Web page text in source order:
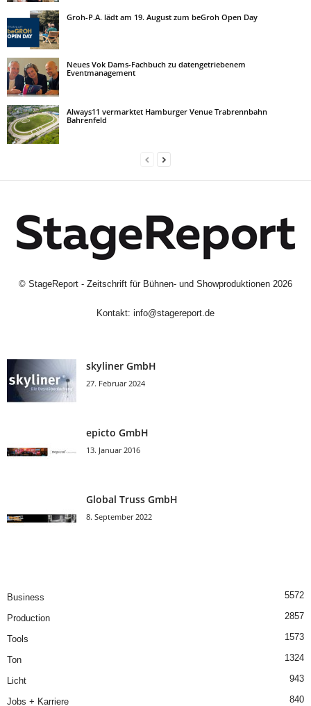
Groh-P.A. lädt am 19. August zum beGroh Open Day
Neues Vok Dams-Fachbuch zu datengetriebenem
Eventmanagement
Always11 vermarktet Hamburger Venue Trabrennbahn
Bahrenfeld
© StageReport - Zeitschrift für Bühnen- und Showproduktionen 2026
Kontakt: info@stagereport.de
skyliner GmbH
27. Februar 2024
epicto GmbH
13. Januar 2016
Global Truss GmbH
8. September 2022
Business 5572
Production 2857
Tools 1573
Ton 1324
Licht 943
Jobs + Karriere 840